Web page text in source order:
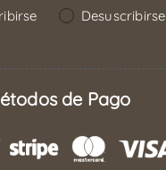
Desuscribirse
de Pago